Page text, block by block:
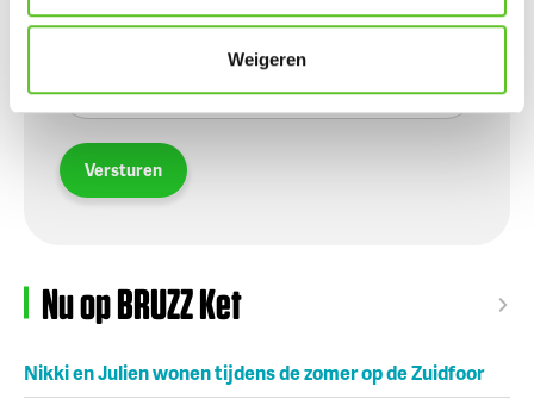
Weigeren
Versturen
Nu op BRUZZ Ket
Nikki en Julien wonen tijdens de zomer op de Zuidfoor